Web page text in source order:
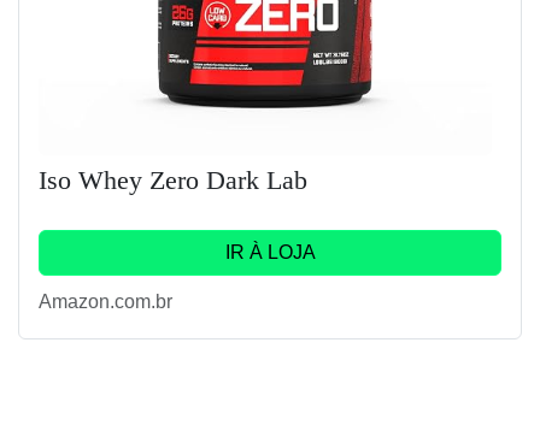
Iso Whey Zero Dark Lab
IR À LOJA
Amazon.com.br